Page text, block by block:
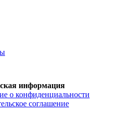
информация
о конфиденциальности
соглашение